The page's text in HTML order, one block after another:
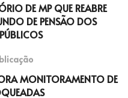
DE MP QUE REABRE
DE PENSÃO DOS
MONITORAMENTO DE